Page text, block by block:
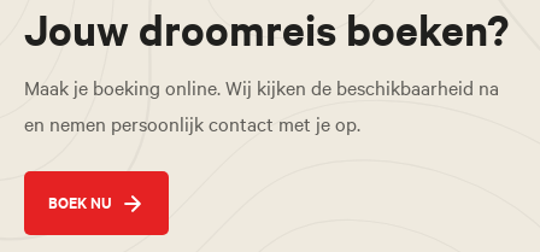
Jouw droomreis boeken?
Maak je boeking online. Wij kijken de beschikbaarheid na
en nemen persoonlijk contact met je op.
BOEK NU